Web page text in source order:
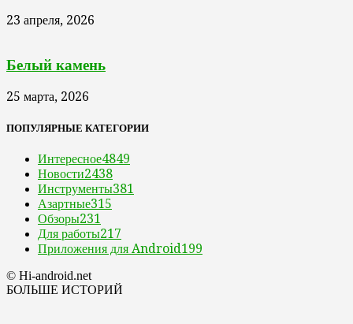
23 апреля, 2026
Белый камень
25 марта, 2026
ПОПУЛЯРНЫЕ КАТЕГОРИИ
Интересное4849
Новости2438
Инструменты381
Азартные315
Обзоры231
Для работы217
Приложения для Android199
© Hi-android.net
БОЛЬШЕ ИСТОРИЙ